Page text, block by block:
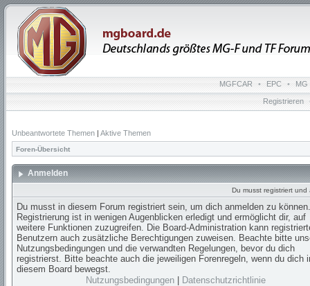
MGFCAR • EPC • MG
Registrieren
Unbeantwortete Themen | Aktive Themen
Foren-Übersicht
Anmelden
Du musst registriert
Du musst in diesem Forum registriert sein, um dich anmelden zu
Registrierung ist in wenigen Augenblicken erledigt und ermöglicht dir, auf
weitere Funktionen zuzugreifen. Die Board-Administration kann
Benutzern auch zusätzliche Berechtigungen zuweisen. Beachte bitte
Nutzungsbedingungen und die verwandten Regelungen, bevor du dich
registrierst. Bitte beachte auch die jeweiligen Forenregeln, wenn du dich
diesem Board bewegst.
Nutzungsbedingungen
Datenschutzrichtlinie